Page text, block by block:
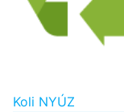
Koli NYÚZ